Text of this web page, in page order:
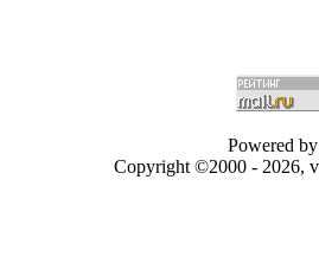
Powered
Copyright ©2000 - 2026,